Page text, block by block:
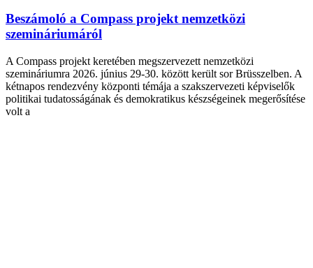
Beszámoló a Compass projekt nemzetközi
szemináriumáról
A Compass projekt keretében megszervezett nemzetközi
szemináriumra 2026. június 29-30. között került sor Brüsszelben. A
kétnapos rendezvény központi témája a szakszervezeti képviselők
politikai tudatosságának és demokratikus készségeinek megerősítése
volt a